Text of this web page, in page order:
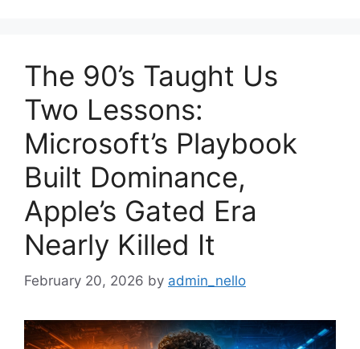
The 90’s Taught Us
Two Lessons:
Microsoft’s Playbook
Built Dominance,
Apple’s Gated Era
Nearly Killed It
February 20, 2026 by admin_nello